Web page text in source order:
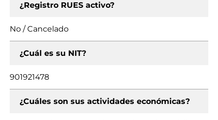
¿Registro RUES activo?
No / Cancelado
¿Cuál es su NIT?
901921478
¿Cuáles son sus actividades económicas?